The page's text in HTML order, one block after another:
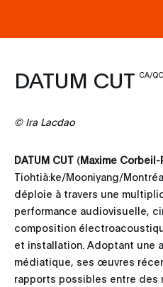
DATUM CUT CA/QC
© Ira Lacdao
DATUM CUT (Maxime Corbeil-
Tiohtià:ke/Mooniyang/
déploie à travers une
performance audiovisuelle,
composition
et installation. Adoptant une
médiatique, ses œuvres
rapports possibles entre des